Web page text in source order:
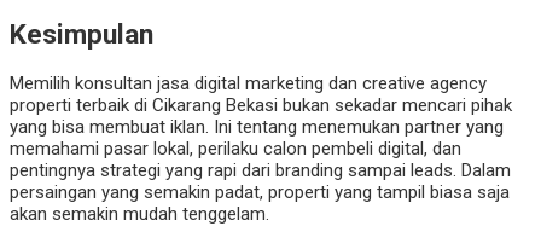
Kesimpulan
Memilih konsultan jasa digital marketing dan creative agency
properti terbaik di Cikarang Bekasi bukan sekadar mencari pihak
yang bisa membuat iklan. Ini tentang menemukan partner yang
memahami pasar lokal, perilaku calon pembeli digital, dan
pentingnya strategi yang rapi dari branding sampai leads. Dalam
persaingan yang semakin padat, properti yang tampil biasa saja
akan semakin mudah tenggelam.